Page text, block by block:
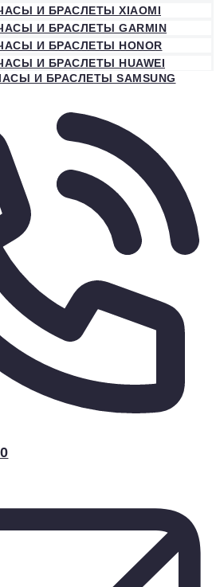
И БРАСЛЕТЫ XIAOMI
И БРАСЛЕТЫ GARMIN
И БРАСЛЕТЫ HONOR
И БРАСЛЕТЫ HUAWEI
И БРАСЛЕТЫ SAMSUNG